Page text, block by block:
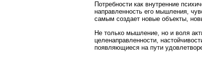
Потребности как внутренние
направленность его мышления,
самым создает новые объекты,
Не только мышление, но и воля
целенаправленности,
появляющиеся на пути